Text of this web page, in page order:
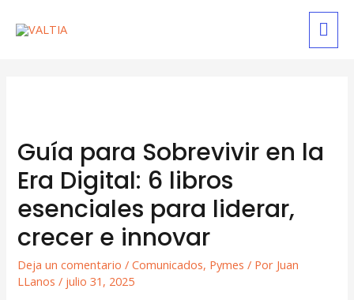
Guía para Sobrevivir en la
Era Digital: 6 libros
esenciales para liderar,
crecer e innovar
Deja un comentario /Comunicados, Pymes / Por Juan
LLanos / julio 31, 2025